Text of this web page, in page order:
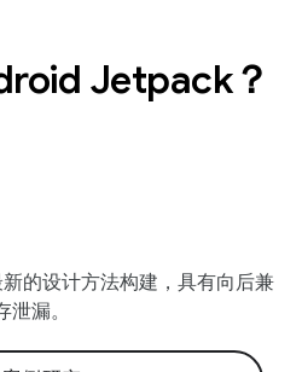
Jetpack？
的设计方法构建，具有向后兼
漏。